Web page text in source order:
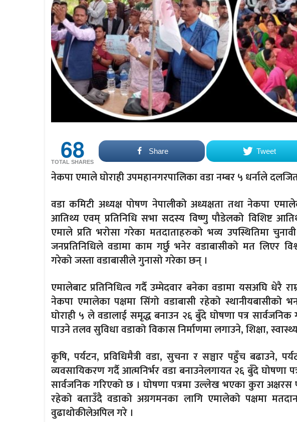
68
TOTAL SHARES
Share Tweet
नेकपा एमाले घोराही उपमहानगरपालिका वडा नम्बर ५ धर्नाले
वडा कमिटी अध्यक्ष पोषण नेपालीको अध्यक्षता तथा नेकपा
आतिथ्य एवम् प्रतिनिधि सभा सदस्य विष्णु पौडेलको विशिष्ट
एमाले प्रति भरोसा गरेका मतदाताहरुको भव्य उपस्थितिमा
जनप्रतिनिधिले वडामा काम गर्छु भनेर वडाबासीको मत लिएर
गरेको जस्ता वडाबासीले गुनासो गरेका छन् ।
एमालेबाट प्रतिनिधित्व गर्दै उम्मेदवार बनेका वडामा यसअघि
नेकपा एमालेका पक्षमा सिंगो वडाबासी रहेको
घोराही ५ ले वडालाई समृद्ध बनाउन २६ बुँदे घोषणा पत्र
पाउने तलव सुविधा वडाको विकास निर्माणमा लगाउने, शिक्षा,
कृषि, पर्यटन, प्रविधिमैत्री वडा, सुचना र सञ्चार पहुँच बढाउने,
व्यवसायिकरण गर्दै आत्मनिर्भर वडा बनाउनेलगायत २६ बुँदे घोषणा
सार्वजनिक गरिएको छ । घोषणा पत्रमा उल्लेख भएका कुरा
रहेको बताउँदै वडाको अग्रगमनका लागि एमालेको पक्षमा
वुढाथोकीलेअपिल गरे ।